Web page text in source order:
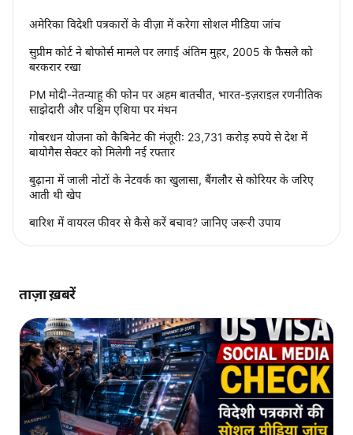
अमेरिका विदेशी पत्रकारों के वीज़ा में करेगा सोशल मीडिया जांच
सुप्रीम कोर्ट ने बोफोर्स मामले पर लगाई अंतिम मुहर, 2005 के फैसले को
बरकरार रखा
PM मोदी-नेतन्याहू की फोन पर अहम बातचीत, भारत-इज़राइल रणनीतिक
साझेदारी और पश्चिम एशिया पर मंथन
गोबरधन योजना को कैबिनेट की मंजूरी: 23,731 करोड़ रुपये से देश में
बायोगैस सेक्टर को मिलेगी नई रफ्तार
बुढ़ाना में जाली नोटों के नेटवर्क का खुलासा, बैंगलौर से कोरियर के जरिए
आती थी खेप
बारिश में वायरल फीवर से कैसे करें बचाव? जानिए जरूरी उपाय
ताज़ा ख़बरें